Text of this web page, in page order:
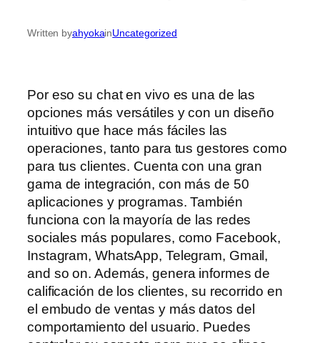
Written byahyokainUncategorized
Por eso su chat en vivo es una de las
opciones más versátiles y con un diseño
intuitivo que hace más fáciles las
operaciones, tanto para tus gestores como
para tus clientes. Cuenta con una gran
gama de integración, con más de 50
aplicaciones y programas. También
funciona con la mayoría de las redes
sociales más populares, como Facebook,
Instagram, WhatsApp, Telegram, Gmail,
and so on. Además, genera informes de
calificación de los clientes, su recorrido en
el embudo de ventas y más datos del
comportamiento del usuario. Puedes